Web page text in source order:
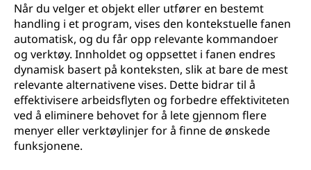
Når du velger et objekt eller utfører en bestemt
handling i et program, vises den kontekstuelle fanen
automatisk, og du får opp relevante kommandoer
og verktøy. Innholdet og oppsettet i fanen endres
dynamisk basert på konteksten, slik at bare de mest
relevante alternativene vises. Dette bidrar til å
effektivisere arbeidsflyten og forbedre effektiviteten
ved å eliminere behovet for å lete gjennom flere
menyer eller verktøylinjer for å finne de ønskede
funksjonene.